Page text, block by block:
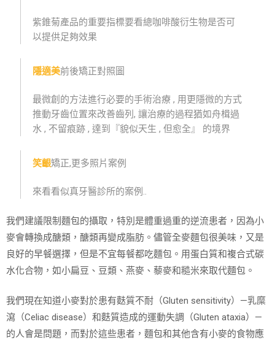
紫錐菊產品的重要指標要看總咖啡酸衍生物是否可
以提供足夠效果
隱適美前後矯正對照圖
最微創的方法進行必要的手術治療 , 用更隱微的方式
推動牙齒位置來改善齒列, 讓治療的過程猶如舟楫過
水 , 不留痕跡 , 達到『貌似天生 , 但愈全』 的境界
笑齦矯正,更多照片案例
來看看似真牙醫診所的案例..
我們建議限制麵包的攝取，特別是體重過重的逆流患者，因為小
麥會轉換成醣類，醣類再變成脂肪。儘管全麥麵包很美味，又是
良好的早餐選擇，但是不宜每餐都吃麵包。用蛋白質和複合式碳
水化合物，如小扁豆、豆類、燕麥、藜麥和糙米來取代麵包。
我們現在知道小麥對於患有麩質不耐（Gluten sensitivity）—乳糜
瀉（Celiac disease）和麩質造成的運動失調（Gluten ataxia）—
的人會是問題，而對於這些患者，麵包和其他含有小麥的食物應